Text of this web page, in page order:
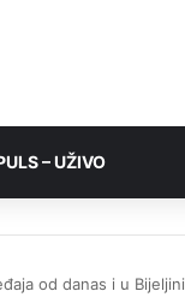
– UŽIVO
od danas i u Bijeljini